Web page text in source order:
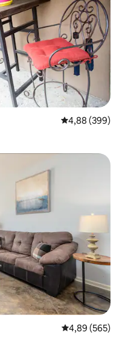
Gemiddelde
4,88 (399)
Gemiddelde
4,89 (565)